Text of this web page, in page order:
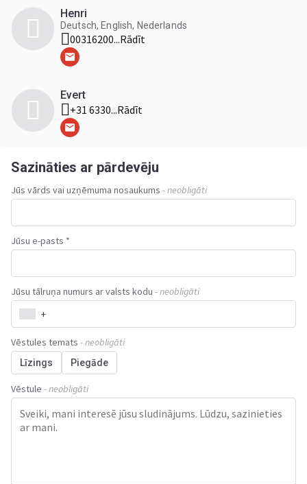
Henri
Deutsch, English, Nederlands
00316200...Rādīt
Evert
+31 6330...Rādīt
Sazināties ar pārdevēju
Jūs vārds vai uzņēmuma nosaukums - neobligāti
Jūsu e-pasts *
Jūsu tālruņa numurs ar valsts kodu - neobligāti
+
Vēstules temats - neobligāti
Līzings Piegāde
Vēstule - neobligāti